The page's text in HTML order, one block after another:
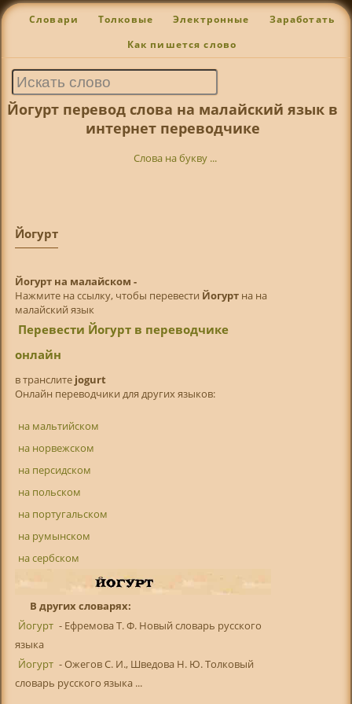
Словари Толковые Электронные Заработать
Как пишется слово
Йогурт перевод слова на малайский язык в
интернет переводчике
Слова на букву ...
Йогурт
Йогурт на малайском -
Нажмите на ссылку, чтобы перевести Йогуртна на
малайский язык
Перевести Йогурт в переводчике
онлайн
в транслитe jogurt
Онлайн переводчики для других языков:
на мальтийском
на норвежском
на персидском
на польском
на португальском
на румынском
на сербском
В других словарях:
Йогурт - Ефремова Т. Ф. Новый словарь русского
языка
Йогурт - Ожегов С. И., Шведова Н. Ю. Толковый
словарь русского языка ...